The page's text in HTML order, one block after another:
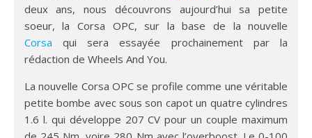
deux ans, nous découvrons aujourd’hui sa petite
soeur, la Corsa OPC, sur la base de la nouvelle
Corsa qui sera essayée prochainement par la
rédaction de Wheels And You.
La nouvelle Corsa OPC se profile comme une véritable
petite bombe avec sous son capot un quatre cylindres
1.6 l. qui développe 207 CV pour un couple maximum